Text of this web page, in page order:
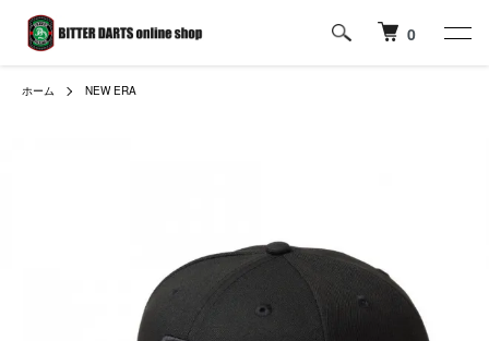
0
ホーム NEW ERA